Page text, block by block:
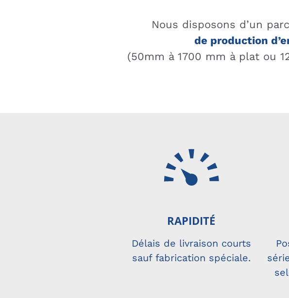
Nous disposons d’un
de production
(50mm à 1700 mm à plat ou
RAPIDITÉ
Délais de livraison courts
sauf fabrication spéciale.